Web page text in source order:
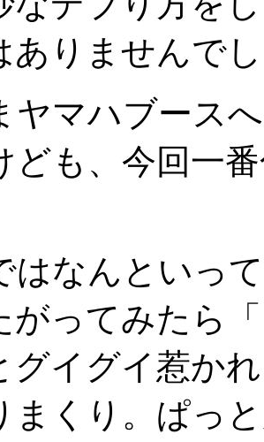
ありませんで
ヤマハブース
ども、今回一
はなんといっ
がってみたら
グイグイ惹か
まくり。ぱっ